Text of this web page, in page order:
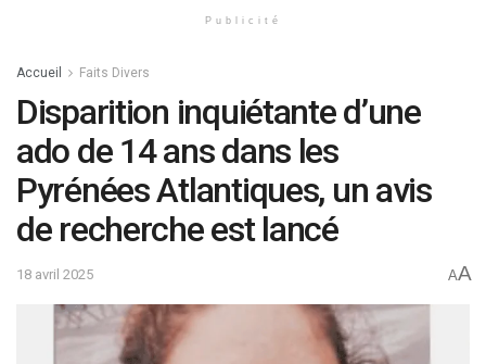
Publicité
Accueil Faits Divers
Disparition inquiétante d’une
ado de 14 ans dans les
Pyrénées Atlantiques, un avis
de recherche est lancé
18 avril 2025 AA